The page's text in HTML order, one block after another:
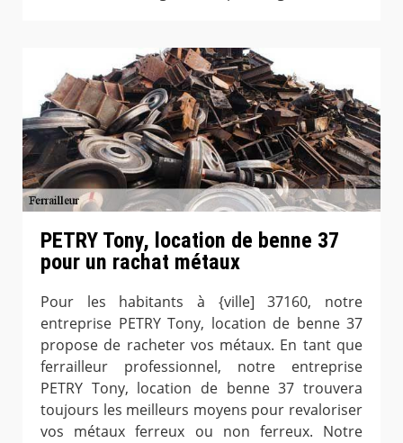
PETRY Tony, location de benne 37
pour un rachat métaux
Pour les habitants à {ville] 37160, notre
entreprise PETRY Tony, location de benne 37
propose de racheter vos métaux. En tant que
ferrailleur professionnel, notre entreprise
PETRY Tony, location de benne 37 trouvera
toujours les meilleurs moyens pour revaloriser
vos métaux ferreux ou non ferreux. Notre